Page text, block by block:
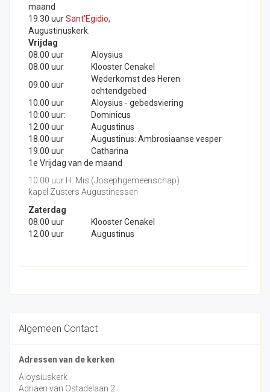
maand
19.30 uurSant'Egidio,
Augustinuskerk.
Vrijdag
08.00 uur
Aloysius
08.00 uur
Klooster Cenakel
09.00 uur
Wederkomst des Heren
ochtendgebed
10.00 uur
Aloysius - gebedsviering
10:00 uur:
Dominicus
12.00 uur
Augustinus
18.00 uur
Augustinus: Ambrosiaanse vesper
19.00 uur
Catharina
1e Vrijdag van de maand
10.00 uur H. Mis (Josephgemeenschap)
kapel Zusters Augustinessen
Zaterdag
08.00 uur
Klooster Cenakel
12.00 uur
Augustinus
Algemeen Contact
Adressen van de kerken
Aloysiuskerk
Adriaen van Ostadelaan 2